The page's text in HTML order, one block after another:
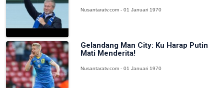
Nusantaratv.com - 01 Januari 1970
Gelandang Man City: Ku Harap Putin
Mati Menderita!
Nusantaratv.com - 01 Januari 1970